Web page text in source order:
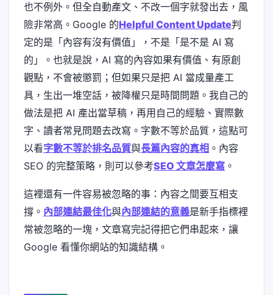
也不例外。但全自動產文、不改一個字就發出去，風
險非常高。Google 的Helpful Content Update判
定的是「內容有沒有價值」，不是「是不是 AI 寫
的」。也就是說，AI 寫的內容如果有價值、有原創
觀點，不會被懲罰；但如果只是把 AI 當成量產工
具，生出一堆空話，被降權只是時間問題。我自己的
做法是把 AI 產出當草稿，再用自己的經驗、實際數
字、讀者常見問題去改寫。字數不等於品質，這點可
以看字數不等於排名品質與長篇內容的真相 。內容
SEO 的完整策略，則可以參考SEO 文章怎麼寫 。
這裡還有一件容易被忽略的事：內容之間要互相支
撐。 內部連結最佳化與內部連結的意義是新手指標裡
常被忽略的一塊，文章寫完記得把它們串起來，讓
Google 看懂你網站的知識結構。